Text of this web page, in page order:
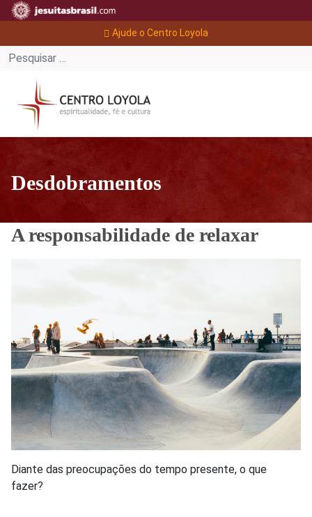
Ajude o Centro Loyola
Desdobramentos
A responsabilidade de relaxar
Diante das preocupações do tempo presente, o que
fazer?